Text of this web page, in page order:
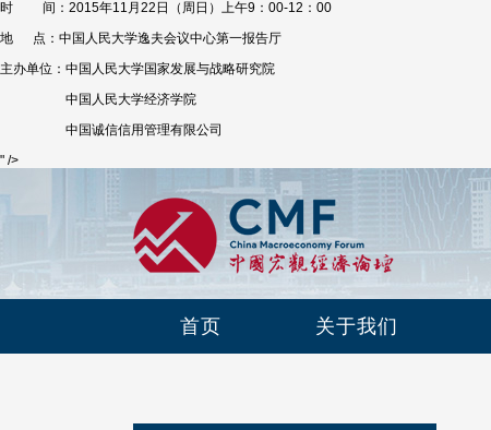
时 间：2015年11月22日（周日）上午9：00-12：00
地 点：中国人民大学逸夫会议中心第一报告厅
主办单位：中国人民大学国家发展与战略研究院
中国人民大学经济学院
中国诚信信用管理有限公司
" />
首页 关于我们